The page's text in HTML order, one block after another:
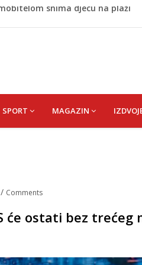
koje ne biste trebali olako
ljubavnici osigurao
NBA igrač iz Litvanije ne
snima djecu na plaži
SPORT MAGAZIN
/ Comments
će ostati bez